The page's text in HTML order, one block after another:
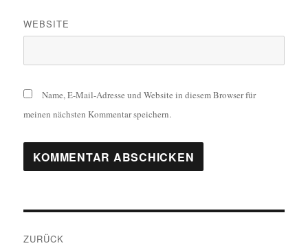
WEBSITE
Name, E-Mail-Adresse und Website in diesem Browser für
meinen nächsten Kommentar speichern.
ZURÜCK